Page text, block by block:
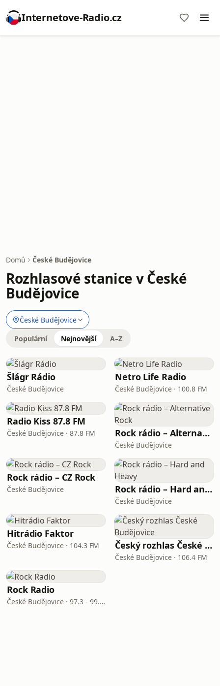
Internetove-Radio.cz
Domů České Budějovice
Rozhlasové stanice v České
Budějovice
České Budějovice
Populární Nejnovější A–Z
Šlágr Rádio
České Budějovice
Netro Life Radio
České Budějovice · 100.8 FM
Radio Kiss 87.8 FM
České Budějovice · 87.8 FM Rock rádio – Alternative Rock
České Budějovice
Rock rádio – CZ Rock
České Budějovice Rock rádio – Hard and Heavy
České Budějovice
Hitrádio Faktor
České Budějovice · 104.3 FM Český rozhlas České Budějovice
České Budějovice · 106.4 FM
Rock Radio
České Budějovice · 97.3 - 99.7 FM